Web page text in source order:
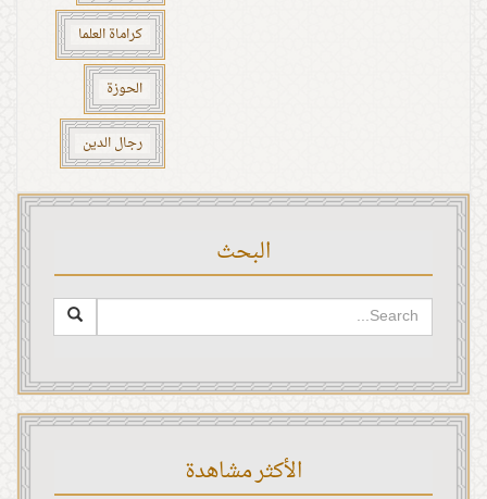
كراماة العلما
الحوزة
رجال الدين
البحث
الأكثر مشاهدة